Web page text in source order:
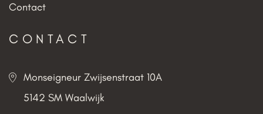
Contact
CONTACT
Monseigneur Zwijsenstraat 10A
5142 SM Waalwijk